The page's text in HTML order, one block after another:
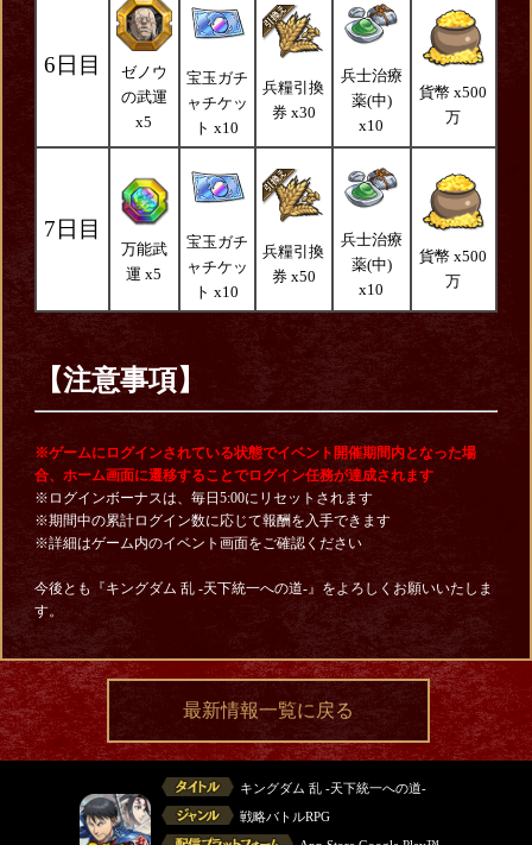
6日目
ゼノウ
の武運
x5
宝玉ガチ
ャチケッ
ト x10
兵糧引換
券 x30
兵士治療
薬(中)
x10
貨幣 x500
万
7日目
万能武
運 x5
宝玉ガチ
ャチケッ
ト x10
兵糧引換
券 x50
兵士治療
薬(中)
x10
貨幣 x500
万
【注意事項】
※ゲームにログインされている状態でイベント開催期間内となった場
合、ホーム画面に遷移することでログイン任務が達成されます
※ログインボーナスは、毎日5:00にリセットされます
※期間中の累計ログイン数に応じて報酬を入手できます
※詳細はゲーム内のイベント画面をご確認ください
今後とも『キングダム 乱 -天下統一への道-』をよろしくお願いいたしま
す。
最新情報一覧に戻る
キングダム 乱 -天下統一への道-
戦略バトルRPG